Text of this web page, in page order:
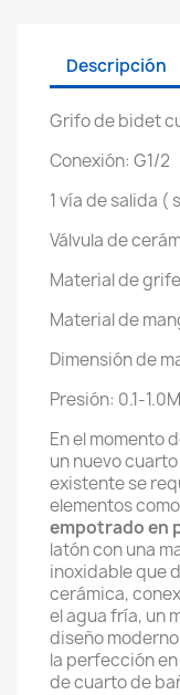
Descripción
Grifo de bidet
Conexión: G1/2
1 vía de salida (
Válvula de
Material de
Material de
Dimensión de
Presión: 0.1-
En el momento
un nuevo
existente se
elementos
empotrado en
latón con una
inoxidable que
cerámica,
el agua fría, un
diseño
la perfección
de cuarto de